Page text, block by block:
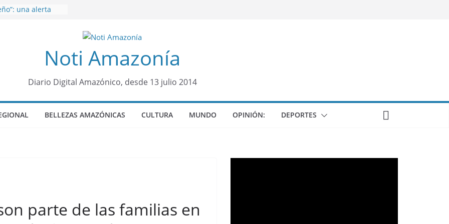
una alerta
encontrados
de Alison,
sensación de
Colo de Chile
Noti Amazonía
Diario Digital Amazónico, desde 13 julio 2014
BELLEZAS AMAZÓNICAS CULTURA MUNDO OPINIÓN: DEPORTES
parte de las familias en